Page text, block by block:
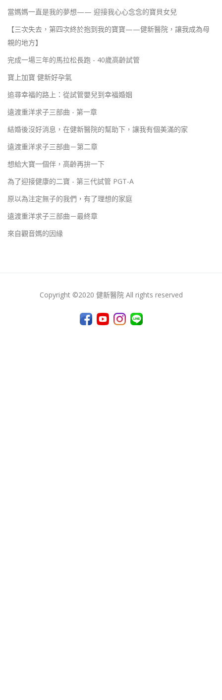
當媽媽一直是我的夢想—— 迎接我心心念念的寶貝女兒
【三次失去，第四次終於抱到我的寶寶——健新醫院，讓我成為母
親的地方】
完成一場三年的馬拉松長跑 - 40歲高齡試管
寶上加寶 健新好孕氣
追尋幸福的路上：從試管嬰兒到幸福婚姻
遠渡重洋求子三部曲 - 第一章
結婚後沒好消息，在健新醫院的幫助下，讓我有個美滿的家
遠渡重洋求子三部曲－第二章
想給大寶一個伴，高齡再拚一下
為了迎接健康的二寶 - 第三代試管 PGT-A
原以為注定無子的我們，有了理想的家庭
遠渡重洋求子三部曲－最終章
來自觀音媽的因緣
Copyright ©2020 健新醫院 All rights reserved